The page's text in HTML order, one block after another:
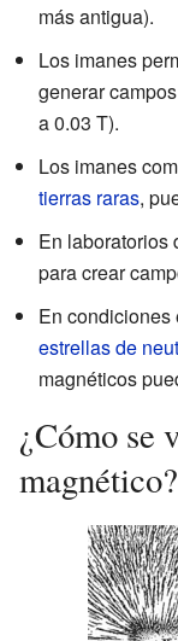
más antigua).
Los imanes
generar
a 0.03 T).
Los imanes
tierras raras,
En laboratorios
para crear
En condiciones
estrellas de
magnéticos
¿Cómo se
magnético?